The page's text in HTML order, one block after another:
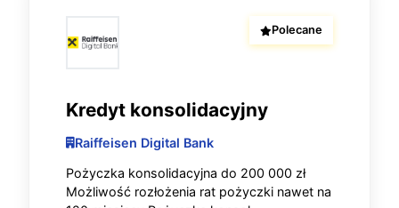
Polecane
Kredyt konsolidacyjny
Raiffeisen Digital Bank
Pożyczka konsolidacyjna do 200 000 zł
Możliwość rozłożenia rat pożyczki nawet na